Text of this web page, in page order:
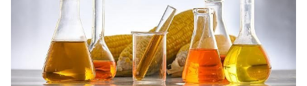
Vysokotlakové
umývačky
Zametacie
stroje
Bagre